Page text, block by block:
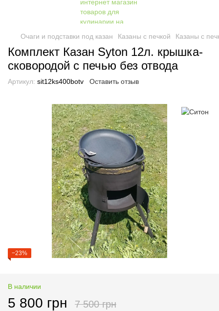
Очаги и подставки под казан Казаны с печкой Казаны с
Комплект Казан Syton 12л. крышка-
сковородой с печью без отвода
Артикул: sit12ks400botv Оставить отзыв
−23%
В наличии
5 800 грн 7 500 грн